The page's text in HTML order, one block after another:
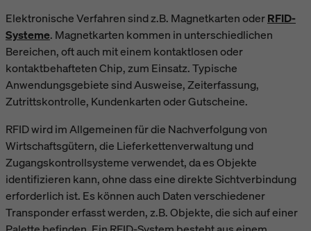
Elektronische Verfahren sind z.B. Magnetkarten oderRFID-
Systeme. Magnetkarten kommen in unterschiedlichen
Bereichen, oft auch mit einem kontaktlosen oder
kontaktbehafteten Chip, zum Einsatz. Typische
Anwendungsgebiete sind Ausweise, Zeiterfassung,
Zutrittskontrolle, Kundenkarten oder Gutscheine.
RFID wird im Allgemeinen für die Nachverfolgung von
Wirtschaftsgütern, die Lieferkettenverwaltung und
Zugangskontrollsysteme verwendet, da es Objekte
identifizieren kann, ohne dass eine direkte Sichtverbindung
erforderlich ist. Es können auch Daten verschiedener
Transponder erfasst werden, z.B. Objekte, die sich auf einer